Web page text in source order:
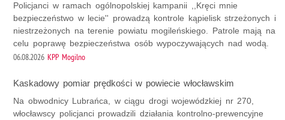
Policjanci w ramach ogólnopolskiej kampanii ,,Kręci mnie
bezpieczeństwo w lecie'' prowadzą kontrole kąpielisk strzeżonych i
niestrzeżonych na terenie powiatu mogileńskiego. Patrole mają na
celu poprawę bezpieczeństwa osób wypoczywających nad wodą.
06.08.2026 KPP Mogilno
Kaskadowy pomiar prędkości w powiecie włocławskim
Na obwodnicy Lubrańca, w ciągu drogi wojewódzkiej nr 270,
włocławscy policjanci prowadzili działania kontrolno-prewencyjne